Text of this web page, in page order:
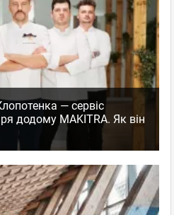
— сервіс
додому MAKITRA. Як він